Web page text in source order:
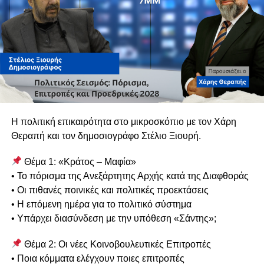
Κι όμως, λίγα χρόνια αργότερα, η Αρχή κατά της
Διαφθοράς, μέσω μιας εκτεταμένης έρευνας, εντόπισε
στοιχεία και ενδείξεις που οδήγησαν σε διαπίστωση
πιθανής διάπραξης σοβαρών ποινικών αδικημάτων, με
αποτέλεσμα να ακολουθήσει νέα αστυνομική διερεύνηση.
Το εύλογο ερώτημα δεν αφορά μόνο την ουσία της
Αφορά το πώς είναι δυνατόν στοιχεία που κρίθηκαν ικανά
εντοπιστεί ή αξιολογηθεί στην πρώτη έρευνα.
Και ακόμη περισσότερο, γιατί τότε δεν ζητήθηκαν
συμπληρωματικές ανακρίσεις ή περαιτέρω διερεύνηση.
Η αξιοπιστία της Δικαιοσύνης δεν κρίνεται μόνο από τις
Η πολιτική επικαιρότητα στο μικροσκόπιο με τον Χάρη
Θεραπή και τον δημοσιογράφο Στέλιο Ξιουρή.
Θέμα 1: «Κράτος – Μαφία»
• Το πόρισμα της Ανεξάρτητης Αρχής κατά της Διαφθοράς
• Οι πιθανές ποινικές και πολιτικές προεκτάσεις
• Η επόμενη ημέρα για το πολιτικό σύστημα
• Υπάρχει διασύνδεση με την υπόθεση «Σάντης»;
Θέμα 2: Οι νέες Κοινοβουλευτικές Επιτροπές
• Ποια κόμματα ελέγχουν ποιες επιτροπές